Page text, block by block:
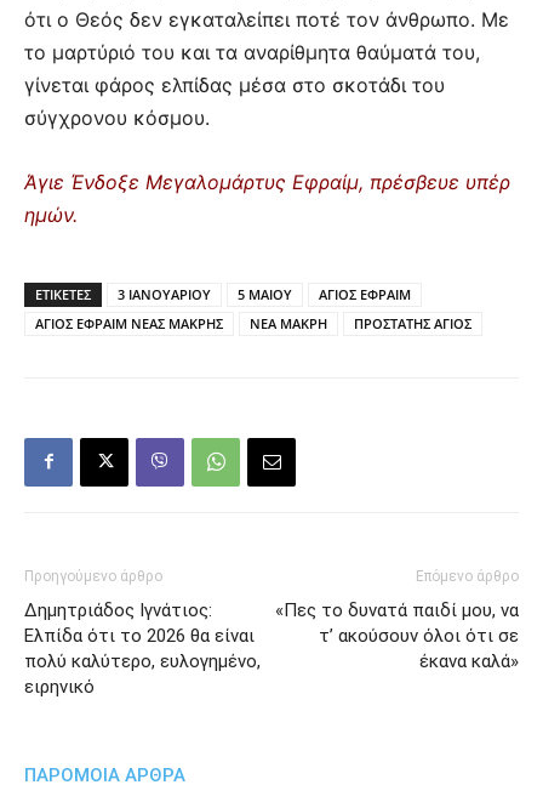
ότι ο Θεός δεν εγκαταλείπει ποτέ τον άνθρωπο. Με
το μαρτύριό του και τα αναρίθμητα θαύματά του,
γίνεται φάρος ελπίδας μέσα στο σκοτάδι του
σύγχρονου κόσμου.
Άγιε Ένδοξε Μεγαλομάρτυς Εφραίμ, πρέσβευε υπέρ
ημών.
ΕΤΙΚΕΤΕΣ 3 ΙΑΝΟΥΑΡΙΟΥ 5 ΜΑΙΟΥ
ΑΓΙΟΣ ΕΦΡΑΙΜ
ΑΓΙΟΣ ΕΦΡΑΙΜ ΝΕΑΣ ΜΑΚΡΗΣ
ΝΕΑ ΜΑΚΡΗ ΠΡΟΣΤΑΤΗΣ ΑΓΙΟΣ
Προηγούμενο άρθρο
Δημητριάδος Ιγνάτιος:
Ελπίδα ότι το 2026 θα είναι
πολύ καλύτερο, ευλογημένο,
ειρηνικό
Επόμενο άρθρο
«Πες το δυνατά παιδί μου, να
τ’ ακούσουν όλοι ότι σε
έκανα καλά»
ΠΑΡΟΜΟΙΑ ΑΡΘΡΑ